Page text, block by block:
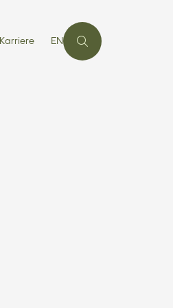
Karriere EN